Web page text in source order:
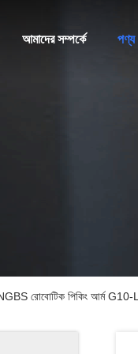
আমাদের সম্পর্কে পণ্য
রোবোটিক পিকিং আর্ম G10-L